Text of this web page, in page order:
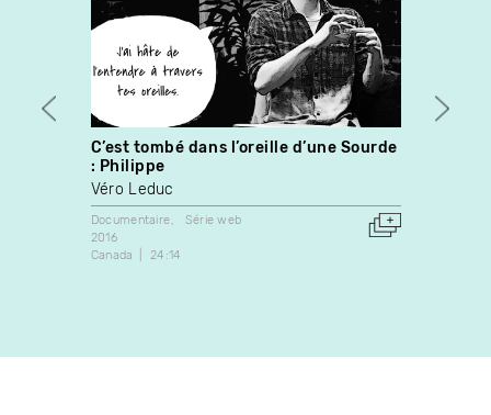
C’est tombé dans l’oreille d’une Sourde
: Philippe
Véro Leduc
Documentaire
Série web
2016
Canada
24:14